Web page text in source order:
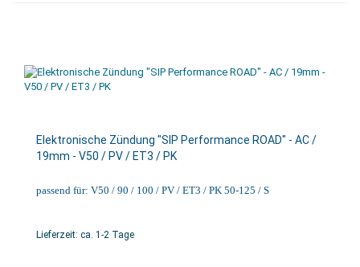
Elektronische Zündung "SIP Performance ROAD" - AC /
19mm - V50 / PV / ET3 / PK
passend für: V50 / 90 / 100 / PV / ET3 / PK 50-125 / S
Lieferzeit: ca. 1-2 Tage